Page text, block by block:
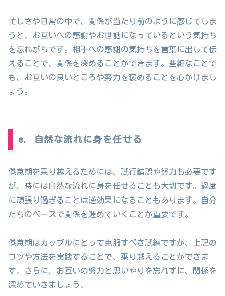
忙しさや日常の中で、関係が当たり前のように感じてしま
うと、お互いへの感謝やお世話になっているという気持ち
を忘れがちです。相手への感謝の気持ちを言葉に出して伝
えることで、関係を深めることができます。些細なことで
も、お互いの良いところや努力を褒めることを心がけまし
ょう。
e. 自然な流れに身を任せる
倦怠期を乗り越えるためには、試行錯誤や努力も必要です
が、時には自然な流れに身を任せることも大切です。過度
に頑張り過ぎることは逆効果になることもあります。自分
たちのペースで関係を進めていくことが重要です。
倦怠期はカップルにとって克服すべき試練ですが、上記の
コツや方法を実践することで、乗り越えることができま
す。さらに、お互いの努力と思いやりを忘れずに、関係を
深めていきましょう。